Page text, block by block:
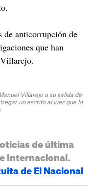
de anticorrupción de
que han
Villarejo a su salida de
un escrito al juez que lo
de última
Internacional.
de El Nacional